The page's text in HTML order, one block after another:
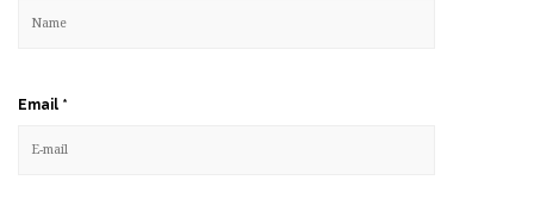
Email *